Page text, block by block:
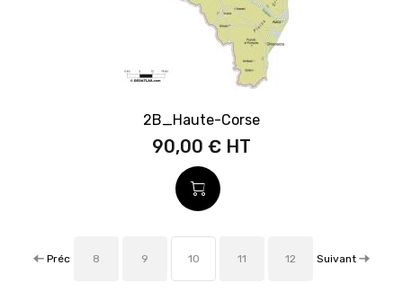
2B_Haute-Corse
90,00 €
Préc 8 9 10 11 12 Suivant